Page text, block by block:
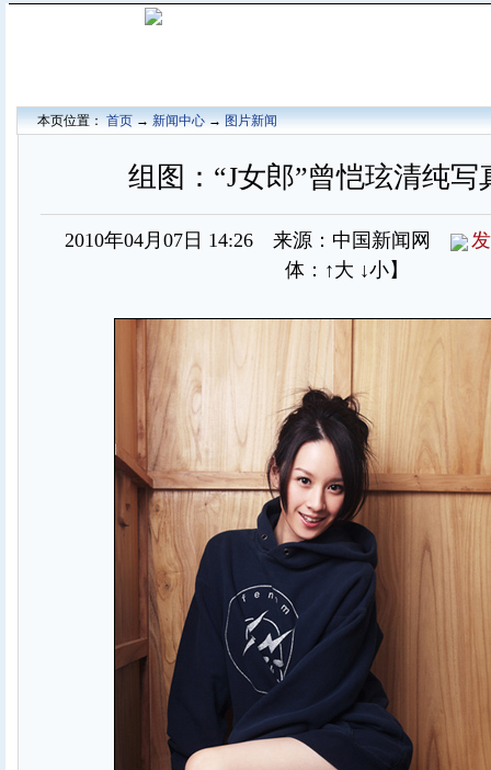
本页位置：首页→新闻中心→图片新闻
组图：“J女郎”曾恺玹清纯写
2010年04月07日 14:26 来源：中国新闻网
体： ↑大 ↓小】